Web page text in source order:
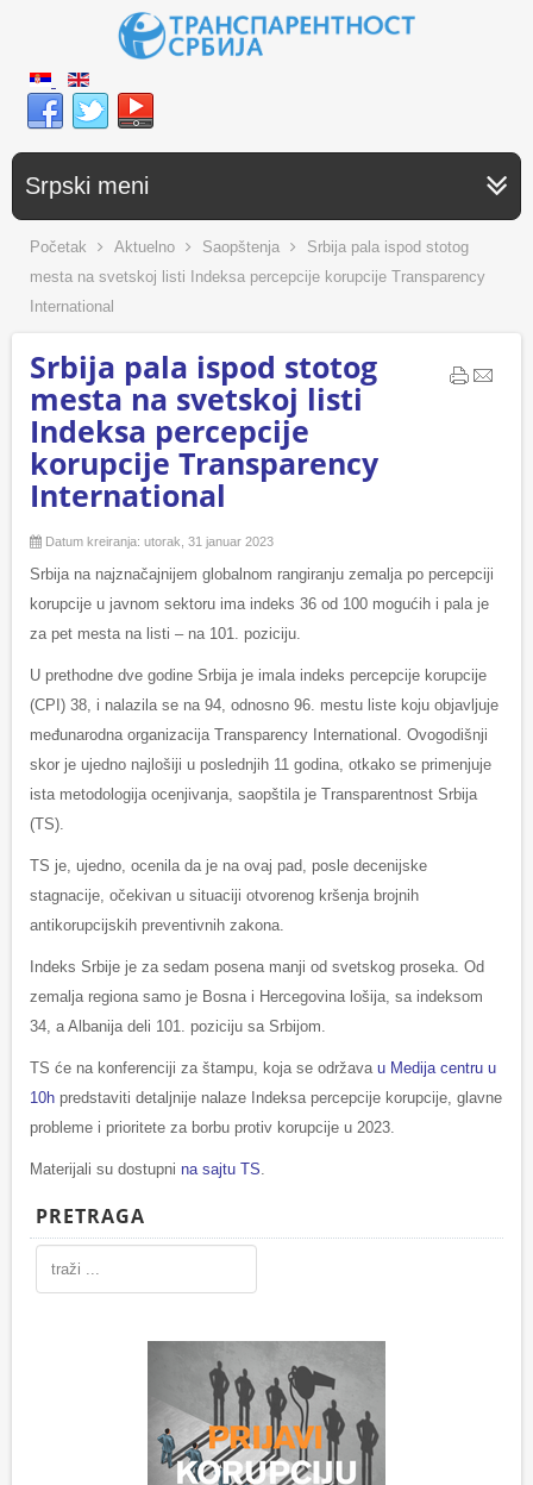
Srpski meni
Početak Aktuelno Saopštenja
Srbija pala ispod stotog
mesta na svetskoj listi Indeksa percepcije korupcije Transparency
International
Srbija pala ispod stotog
mesta na svetskoj listi
Indeksa percepcije
korupcije Transparency
International
Datum kreiranja: utorak, 31 januar 2023
Srbija na najznačajnijem globalnom rangiranju zemalja po percepciji
korupcije u javnom sektoru ima indeks 36 od 100 mogućih i pala je
za pet mesta na listi – na 101. poziciju.
U prethodne dve godine Srbija je imala indeks percepcije korupcije
(CPI) 38, i nalazila se na 94, odnosno 96. mestu liste koju objavljuje
međunarodna organizacija Transparency International. Ovogodišnji
skor je ujedno najlošiji u poslednjih 11 godina, otkako se primenjuje
ista metodologija ocenjivanja, saopštila je Transparentnost Srbija
(TS).
TS je, ujedno, ocenila da je na ovaj pad, posle decenijske
stagnacije, očekivan u situaciji otvorenog kršenja brojnih
antikorupcijskih preventivnih zakona.
Indeks Srbije je za sedam posena manji od svetskog proseka. Od
zemalja regiona samo je Bosna i Hercegovina lošija, sa indeksom
34, a Albanija deli 101. poziciju sa Srbijom.
TS će na konferenciji za štampu, koja se održava u Medija centru u
10h predstaviti detaljnije nalaze Indeksa percepcije korupcije, glavne
probleme i prioritete za borbu protiv korupcije u 2023.
Materijali su dostupni na sajtu TS.
PRETRAGA